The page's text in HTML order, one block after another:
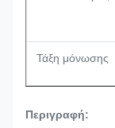
Τάξη μόνωσης
Περιγραφή: